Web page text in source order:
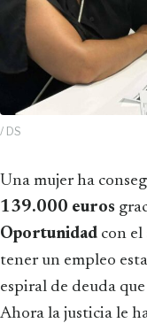
/ DS
Una mujer ha
139.000 euros
Oportunidad con el
tener un empleo
espiral de deuda
Ahora la justicia le